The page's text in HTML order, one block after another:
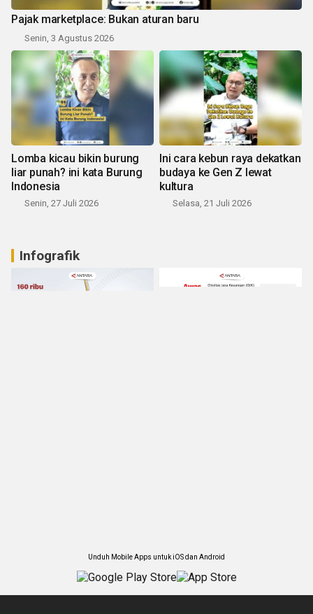
Pajak marketplace: Bukan aturan baru
Senin, 3 Agustus 2026
Lomba kicau bikin burung
liar punah? ini kata Burung
Indonesia
Senin, 27 Juli 2026
Ini cara kebun raya dekatkan
budaya ke Gen Z lewat
kultura
Selasa, 21 Juli 2026
Infografik
Unduh Mobile Apps untuk iOS dan Android